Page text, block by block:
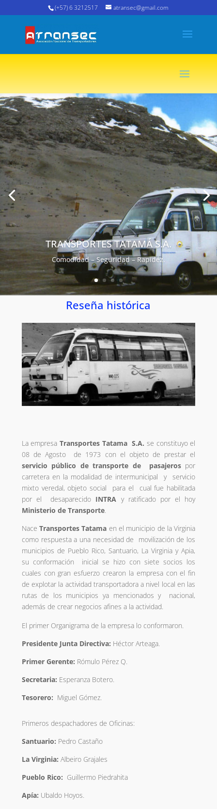
(+57) 6 3212517 atransec@gmail.com
TRANSPORTES TATAMÁ S.A.
Comodidad – Seguridad – Rapidéz.
Reseña histórica
La empresaTransportes Tatama S.A. se constituyo el
08 de Agosto de 1973 con el objeto de prestar el
servicio público de transporte de pasajerospor
carretera en la modalidad de intermunicipal y servicio
mixto veredal, objeto social para el cual fue habilitada
por el desaparecido INTRA y ratificado por el hoy
Ministerio de Transporte.
NaceTransportes Tatama en el municipio de la Virginia
como respuesta a una necesidad de movilización de los
municipios de Pueblo Rico, Santuario, La Virginia y Apia,
su conformación inicial se hizo con siete socios los
cuales con gran esfuerzo crearon la empresa con el fin
de explotar la actividad transportadora a nivel local en las
rutas de los municipios ya mencionados y nacional,
además de crear negocios afines a la actividad.
El primer Organigrama de la empresa lo conformaron.
Presidente Junta Directiva: Héctor Arteaga.
Primer Gerente: Rómulo Pérez Q.
Secretaria: Esperanza Botero.
Tesorero: Miguel Gómez.
Primeros despachadores de Oficinas:
Santuario: Pedro Castaño
La Virginia: Albeiro Grajales
Pueblo Rico: Guillermo Piedrahita
Apía: Ubaldo Hoyos.